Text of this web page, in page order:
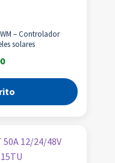
– Controlador
solares